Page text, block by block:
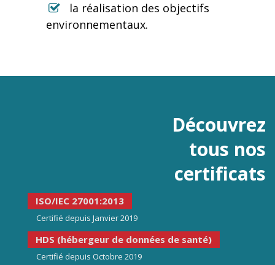
la réalisation des objectifs
environnementaux.
Découvrez
tous nos
certificats
ISO/IEC 27001:2013
Certifié depuis Janvier 2019
HDS (hébergeur de données de santé)
Certifié depuis Octobre 2019